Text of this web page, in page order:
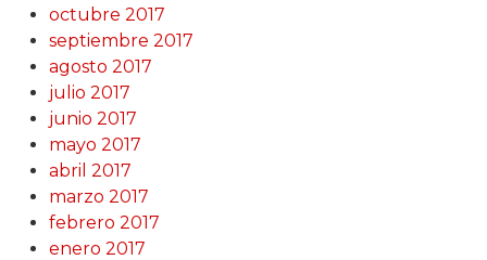
octubre 2017
septiembre 2017
agosto 2017
julio 2017
junio 2017
mayo 2017
abril 2017
marzo 2017
febrero 2017
enero 2017